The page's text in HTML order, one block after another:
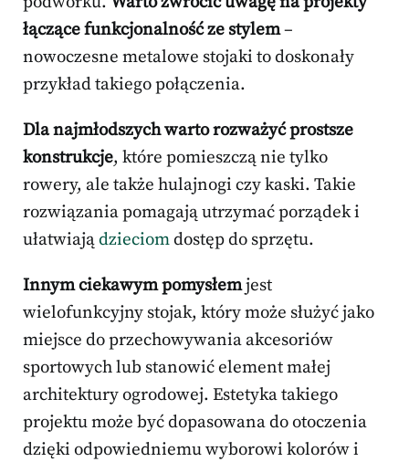
łączące funkcjonalność ze stylem–
nowoczesne metalowe stojaki to doskonały
przykład takiego połączenia.
Dla najmłodszych warto rozważyć prostsze
konstrukcje, które pomieszczą nie tylko
rowery, ale także hulajnogi czy kaski. Takie
rozwiązania pomagają utrzymać porządek i
ułatwiajądzieciomdostęp do sprzętu.
Innym ciekawym pomysłemjest
wielofunkcyjny stojak, który może służyć jako
miejsce do przechowywania akcesoriów
sportowych lub stanowić element małej
architektury ogrodowej. Estetyka takiego
projektu może być dopasowana do otoczenia
dzięki odpowiedniemu wyborowi kolorów i